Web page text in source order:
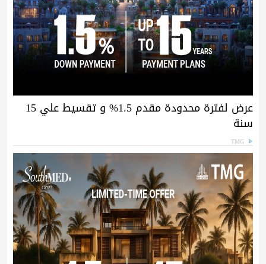
عرض لفترة محدودة مقدم 1.5% و تقسيط علي 15
سنة
TMG